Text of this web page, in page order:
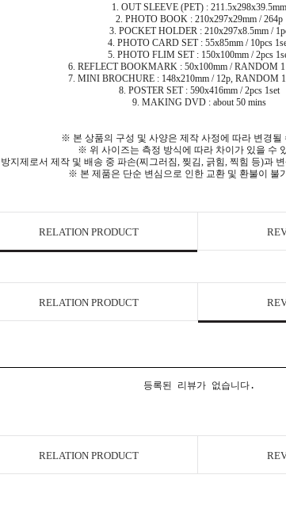
1. OUT SLEEVE (PET) : 211.5x298x39.5mm
2. PHOTO BOOK : 210x297x29mm / 264p
3. POCKET HOLDER : 210x297x8.5mm /
4. PHOTO CARD SET : 55x85mm / 10pcs
5. PHOTO FLIM SET : 150x100mm / 2pcs
6. REFLECT BOOKMARK : 50x100mm / RANDOM
7. MINI BROCHURE : 148x210mm / 12p, RANDOM
8. POSTER SET : 590x416mm / 2pcs 1set
9. MAKING DVD : about 50 mins
※ 본 상품의 구성 및 사양은 제작 사정에 따라 변경될
※ 위 사이즈는 측정 방식에 따라 차이가 있을 수
지제로서 제작 및 배송 중 파손(찌그러짐, 찢김, 긁힘, 찍힘 등)과
※ 본 제품은 단순 변심으로 인한 교환 및 환불이 불
RELATION PRODUCT
RELATION PRODUCT
등록된 리뷰가 없습니다.
RELATION PRODUCT